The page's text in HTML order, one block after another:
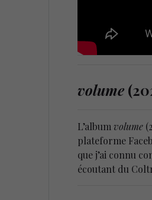
volume
L’albumvolume
plateforme
que j’ai connu
écoutant du